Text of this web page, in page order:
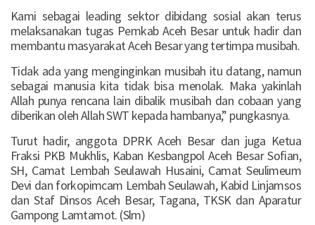
Kami sebagai leading sektor dibidang sosial akan terus
melaksanakan tugas Pemkab Aceh Besar untuk hadir dan
membantu masyarakat Aceh Besar yang tertimpa musibah.
Tidak ada yang menginginkan musibah itu datang, namun
sebagai manusia kita tidak bisa menolak. Maka yakinlah
Allah punya rencana lain dibalik musibah dan cobaan yang
diberikan oleh Allah SWT kepada hambanya,” pungkasnya.
Turut hadir, anggota DPRK Aceh Besar dan juga Ketua
Fraksi PKB Mukhlis, Kaban Kesbangpol Aceh Besar Sofian,
SH, Camat Lembah Seulawah Husaini, Camat Seulimeum
Devi dan forkopimcam Lembah Seulawah, Kabid Linjamsos
dan Staf Dinsos Aceh Besar, Tagana, TKSK dan Aparatur
Gampong Lamtamot. (Slm)